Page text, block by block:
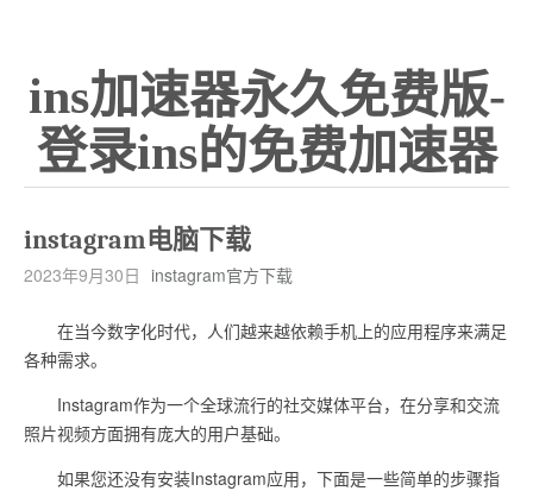
ins加速器永久免费版-
登录ins的免费加速器
instagram电脑下载
2023年9月30日 instagram官方下载
在当今数字化时代，人们越来越依赖手机上的应用程序来满足
各种需求。
Instagram作为一个全球流行的社交媒体平台，在分享和交流
照片视频方面拥有庞大的用户基础。
如果您还没有安装Instagram应用，下面是一些简单的步骤指